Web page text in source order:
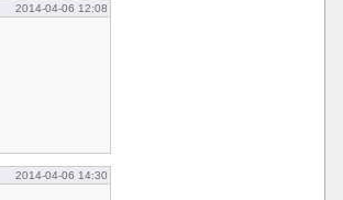
2014-04-06 12:08
2014-04-06 14:30